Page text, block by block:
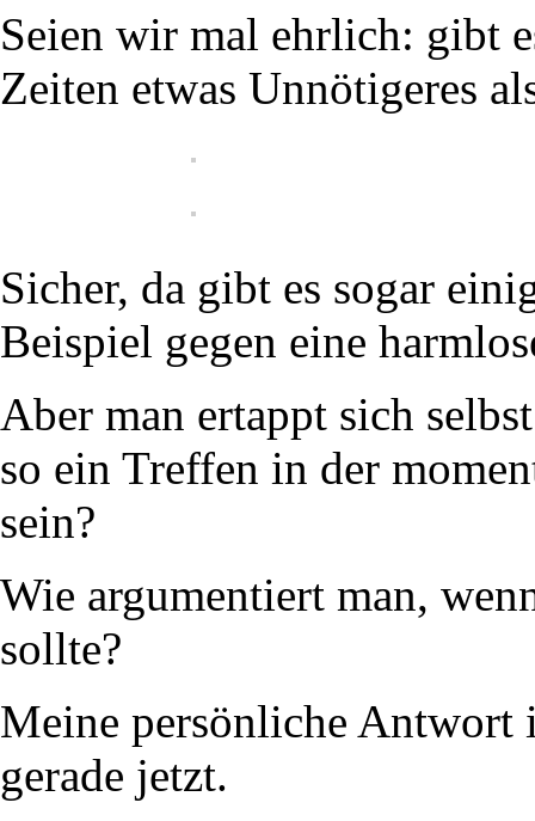
Seien wir mal ehrlich: gibt
Zeiten etwas Unnötigeres
Sicher, da gibt es sogar
Beispiel gegen eine
Aber man ertappt sich
so ein Treffen in der
sein?
Wie argumentiert man,
sollte?
Meine persönliche Antwort
gerade jetzt.